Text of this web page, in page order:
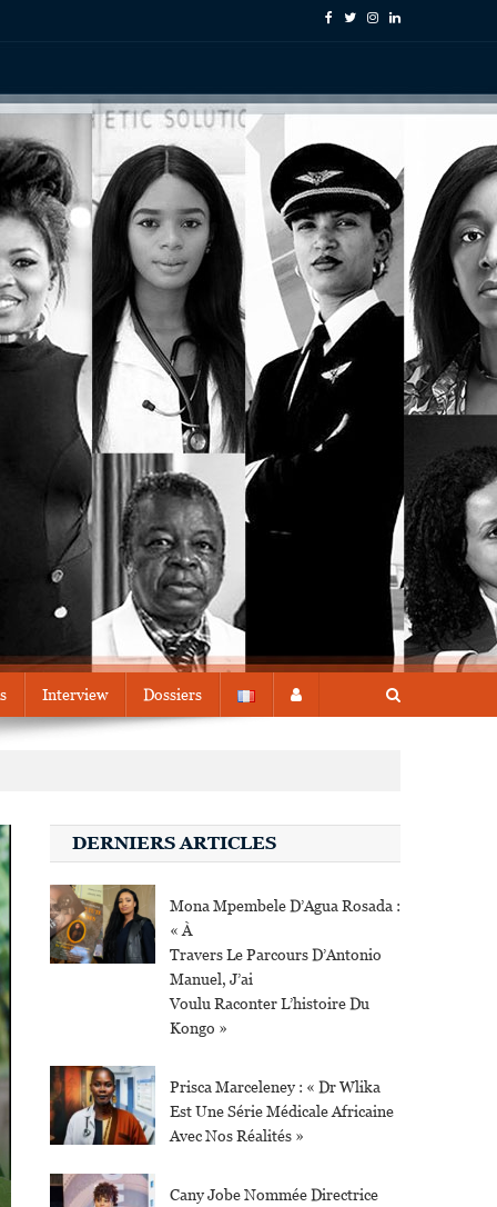
Interview Dossiers
DERNIERS ARTICLES
Mona Mpembele D’Agua Rosada :
« À
Travers Le Parcours D’Antonio
Manuel, J’ai
Voulu Raconter L’histoire Du
Kongo »
Prisca Marceleney : « Dr Wlika
Est Une Série Médicale Africaine
Avec Nos Réalités »
Cany Jobe Nommée Directrice